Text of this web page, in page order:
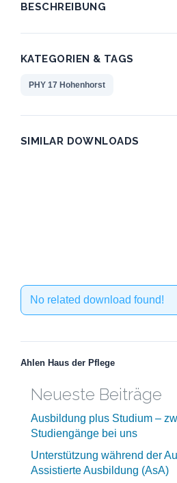
BESCHREIBUNG
KATEGORIEN & TAGS
PHY 17 Hohenhorst
SIMILAR DOWNLOADS
No related download found!
Ahlen Haus der Pflege
Neueste Beiträge
Ausbildung plus Studium –
Studiengänge bei uns
Unterstützung während der
Assistierte Ausbildung (AsA)